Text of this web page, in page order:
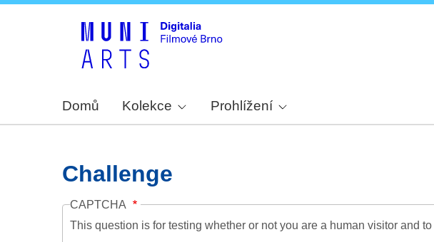
Domů Kolekce Prohlížení
Challenge
CAPTCHA
This question is for testing whether or not you are a human visitor and